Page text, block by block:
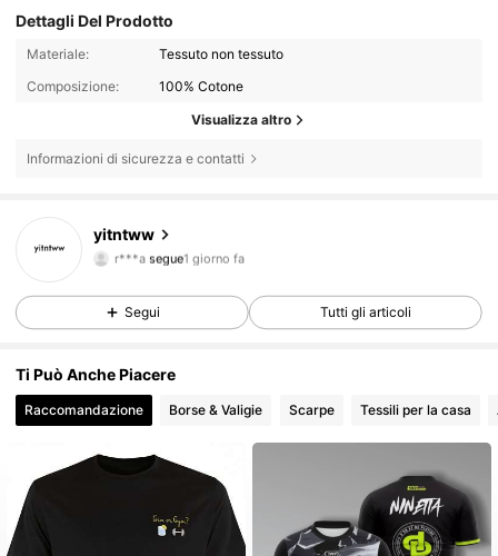
Dettagli Del Prodotto
Materiale:
Tessuto non tessuto
Composizione:
100% Cotone
Visualizza altro
Informazioni di sicurezza e contatti
yitntww
r***asegue
5.00
1 Follower
Segui Tutti gli articoli
Ti Può Anche Piacere
Raccomandazione Borse & Valigie Scarpe Tessili per la casa